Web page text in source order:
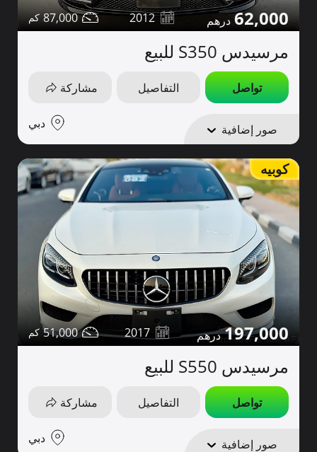
62,000
2012
87,000
مرسيدس S350 للبيع
تواصل التفاصيل مشاركة
صور إضافية دبي
كوبيه
197,000
2017
51,000
مرسيدس S550 للبيع
تواصل التفاصيل مشاركة
صور إضافية دبي